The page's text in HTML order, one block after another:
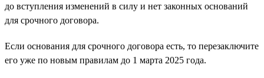
до вступления изменений в силу и нет законных оснований
для срочного договора.
Если основания для срочного договора есть, то перезаключите
его уже по новым правилам до 1 марта 2025 года.